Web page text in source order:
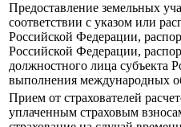
Предоставление земельных
соответствии с указом или
Российской Федерации,
Российской Федерации,
должностного лица субъекта
выполнения международных
Прием от страхователей
уплаченным страховым